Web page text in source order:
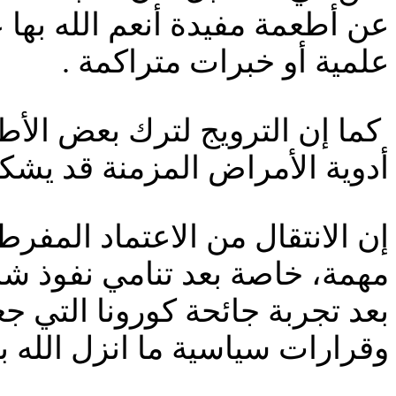
عن أطعمة مفيدة أنعم الله
علمية أو خبرات متراكمة .
كما إن الترويج لترك بعض
أدوية الأمراض المزمنة قد
إن الانتقال من الاعتماد
مهمة، خاصة بعد تنامي نفوذ
بعد تجربة جائحة كورونا
وقرارات سياسية ما انزل